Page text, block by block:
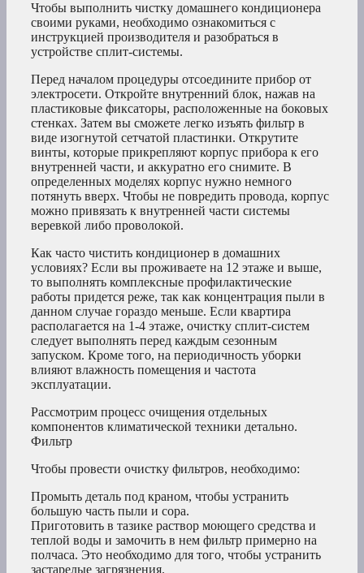
Чтобы выполнить чистку домашнего кондиционера
своими руками, необходимо ознакомиться с
инструкцией производителя и разобраться в
устройстве сплит-системы.
Перед началом процедуры отсоедините прибор от
электросети. Откройте внутренний блок, нажав на
пластиковые фиксаторы, расположенные на боковых
стенках. Затем вы сможете легко изъять фильтр в
виде изогнутой сетчатой пластинки. Открутите
винты, которые прикрепляют корпус прибора к его
внутренней части, и аккуратно его снимите. В
определенных моделях корпус нужно немного
потянуть вверх. Чтобы не повредить провода, корпус
можно привязать к внутренней части системы
веревкой либо проволокой.
Как часто чистить кондиционер в домашних
условиях? Если вы проживаете на 12 этаже и выше,
то выполнять комплексные профилактические
работы придется реже, так как концентрация пыли в
данном случае гораздо меньше. Если квартира
располагается на 1-4 этаже, очистку сплит-систем
следует выполнять перед каждым сезонным
запуском. Кроме того, на периодичность уборки
влияют влажность помещения и частота
эксплуатации.
Рассмотрим процесс очищения отдельных
компонентов климатической техники детально.
Фильтр
Чтобы провести очистку фильтров, необходимо:
Промыть деталь под краном, чтобы устранить
большую часть пыли и сора.
Приготовить в тазике раствор моющего средства и
теплой воды и замочить в нем фильтр примерно на
полчаса. Это необходимо для того, чтобы устранить
застарелые загрязнения.